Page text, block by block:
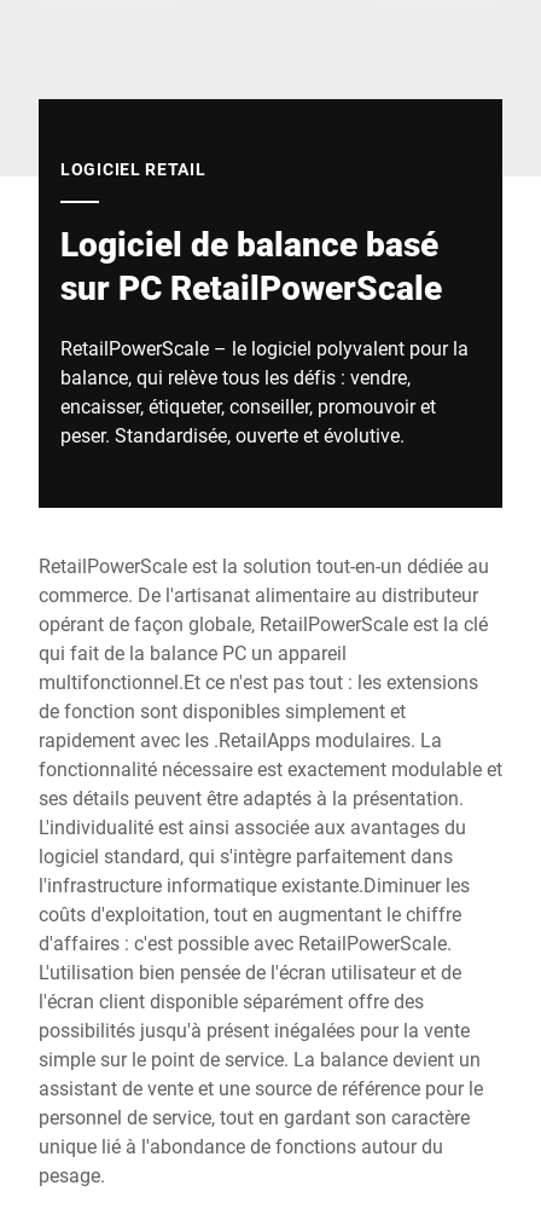
LOGICIEL RETAIL
Logiciel de balance basé
sur PC RetailPowerScale
RetailPowerScale – le logiciel polyvalent pour la
balance, qui relève tous les défis : vendre,
encaisser, étiqueter, conseiller, promouvoir et
peser. Standardisée, ouverte et évolutive.
RetailPowerScale est la solution tout-en-un dédiée au
commerce. De l'artisanat alimentaire au distributeur
opérant de façon globale, RetailPowerScale est la clé
qui fait de la balance PC un appareil
multifonctionnel.Et ce n'est pas tout : les extensions
de fonction sont disponibles simplement et
rapidement avec les .RetailApps modulaires. La
fonctionnalité nécessaire est exactement modulable et
ses détails peuvent être adaptés à la présentation.
L'individualité est ainsi associée aux avantages du
logiciel standard, qui s'intègre parfaitement dans
l'infrastructure informatique existante.Diminuer les
coûts d'exploitation, tout en augmentant le chiffre
d'affaires : c'est possible avec RetailPowerScale.
L'utilisation bien pensée de l'écran utilisateur et de
l'écran client disponible séparément offre des
possibilités jusqu'à présent inégalées pour la vente
simple sur le point de service. La balance devient un
assistant de vente et une source de référence pour le
personnel de service, tout en gardant son caractère
unique lié à l'abondance de fonctions autour du
pesage.